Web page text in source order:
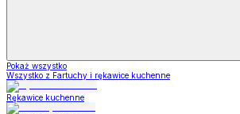
Pokaż wszystko
Wszystko z Fartuchy i rękawice kuchenne
Rękawice kuchenne